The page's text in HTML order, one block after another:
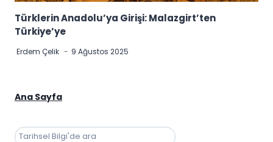
Türklerin Anadolu’ya Girişi: Malazgirt’ten
Türkiye’ye
Erdem Çelik 9 Ağustos 2025
Ana Sayfa
Ara